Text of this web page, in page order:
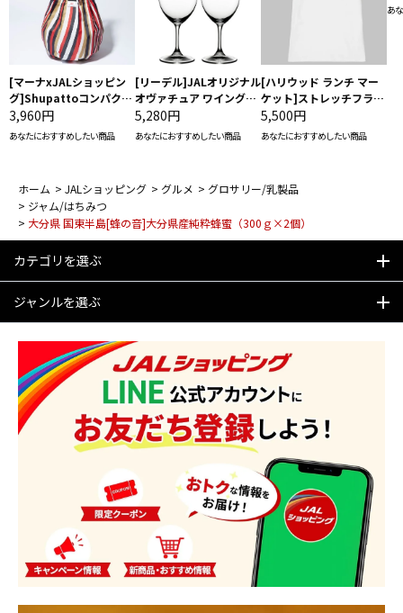
[マーナxJALショッピン
グ]Shupattoコンパクト
バッグ Drop JAL客室乗
務員（LC）スカーフ柄
3,960円
あなたにおすすめしたい商品
[リーデル]JALオリジナル
オヴァチュア ワイングラ
ス2脚セット（レッドワイ
ン）
5,280円
あなたにおすすめしたい商品
[ハリウッド ランチ マー
ケット]ストレッチフライ
ス クルーネック別注半袖
Ｔシャツ
5,500円
あなたにおすすめしたい商品
あ
ホーム > JALショッピング > グルメ > グロサリー/乳製品
> ジャム/はちみつ
> 大分県 国東半島[蜂の音]大分県産純粋蜂蜜（300ｇ×2個）
カテゴリを選ぶ
ジャンルを選ぶ